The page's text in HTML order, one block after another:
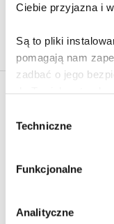
Ciebie przyjazna i
Są to pliki
pomagają nam
zadbać o jego
Poza plikami,
i bezpiecznego
wymagają Twojej
Każda udzielona
zgody
Techniczne
Funkcjonalne
Analityczne
Newsletter - rabat 10%
Klikając ZAPISZ SIĘ,
marketingowych
Zgodę można wycofać
Polityce Prywatności
dokonanego przed jej